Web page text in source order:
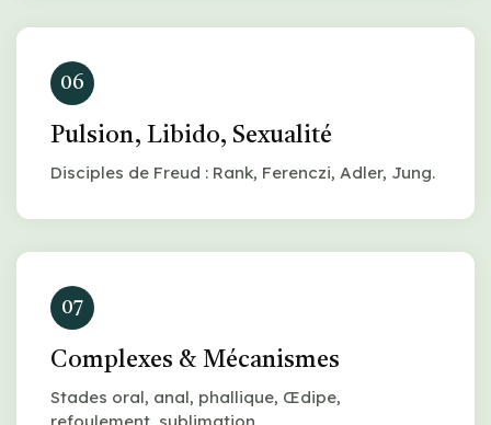
06
Pulsion, Libido, Sexualité
Disciples de Freud : Rank, Ferenczi, Adler, Jung.
07
Complexes & Mécanismes
Stades oral, anal, phallique, Œdipe,